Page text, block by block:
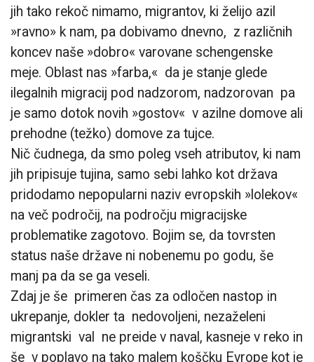
jih tako rekoč nimamo, migrantov, ki želijo azil
»ravno» k nam, pa dobivamo dnevno, z različnih
koncev naše »dobro« varovane schengenske
meje. Oblast nas »farba,« da je stanje glede
ilegalnih migracij pod nadzorom, nadzorovan pa
je samo dotok novih »gostov« v azilne domove ali
prehodne (težko) domove za tujce.
Nič čudnega, da smo poleg vseh atributov, ki nam
jih pripisuje tujina, samo sebi lahko kot država
pridodamo nepopularni naziv evropskih »lolekov«
na več področij, na področju migracijske
problematike zagotovo. Bojim se, da tovrsten
status naše države ni nobenemu po godu, še
manj pa da se ga veseli.
Zdaj je še primeren čas za odločen nastop in
ukrepanje, dokler ta nedovoljeni, nezaželeni
migrantski val ne preide v naval, kasneje v reko in
še v poplavo na tako malem koščku Evrope kot je